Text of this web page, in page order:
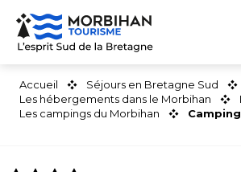
Aller
contenu
Accueil
Séjours en Bretagne Sud
Les hébergements dans le Morbihan
Les campings du Morbihan